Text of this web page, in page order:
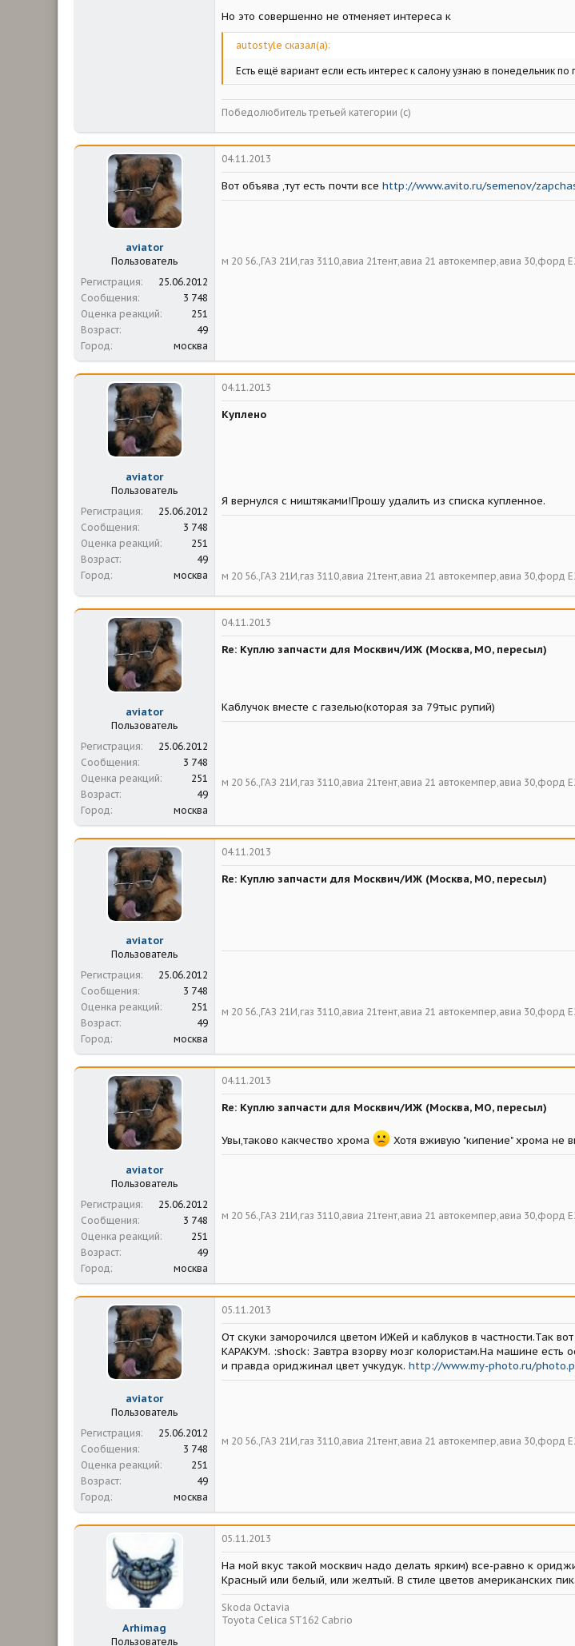
Но это совершенно не отменяет интереса к
autostyle сказал(а):
Есть ещё вариант если есть интерес к салону узнаю в понедельник
Победолюбитель третьей категории (с)
aviator
Пользователь
Регистрация
25.06.2012
Сообщения
3 748
Оценка реакций
251
Возраст
49
Город
москва
04.11.2013
Вот объява ,тут есть почти все http://www.avito.ru/semenov/
м 20 56.,ГАЗ 21И,газ 3110,авиа 21тент,авиа 21 автокемпер,авиа 30,форд
aviator
Пользователь
Регистрация
25.06.2012
Сообщения
3 748
Оценка реакций
251
Возраст
49
Город
москва
04.11.2013
Куплено
Я вернулся с ништяками!Прошу удалить из списка купленное.
м 20 56.,ГАЗ 21И,газ 3110,авиа 21тент,авиа 21 автокемпер,авиа 30,форд
aviator
Пользователь
Регистрация
25.06.2012
Сообщения
3 748
Оценка реакций
251
Возраст
49
Город
москва
04.11.2013
Re: Куплю запчасти для Москвич/ИЖ (Москва, МО, пересыл)
Каблучок вместе с газелью(которая за 79тыс рупий)
м 20 56.,ГАЗ 21И,газ 3110,авиа 21тент,авиа 21 автокемпер,авиа 30,форд
aviator
Пользователь
Регистрация
25.06.2012
Сообщения
3 748
Оценка реакций
251
Возраст
49
Город
москва
04.11.2013
Re: Куплю запчасти для Москвич/ИЖ (Москва, МО, пересыл)
м 20 56.,ГАЗ 21И,газ 3110,авиа 21тент,авиа 21 автокемпер,авиа 30,форд
aviator
Пользователь
Регистрация
25.06.2012
Сообщения
3 748
Оценка реакций
251
Возраст
49
Город
москва
04.11.2013
Re: Куплю запчасти для Москвич/ИЖ (Москва, МО, пересыл)
Увы,таково какчество хрома Хотя вживую "кипение" хрома не
м 20 56.,ГАЗ 21И,газ 3110,авиа 21тент,авиа 21 автокемпер,авиа 30,форд
aviator
Пользователь
Регистрация
25.06.2012
Сообщения
3 748
Оценка реакций
251
Возраст
49
Город
москва
05.11.2013
От скуки заморочился цветом ИЖей и каблуков в частности.Так
КАРАКУМ. :shock: Завтра взорву мозг колористам.На машине есть
и правда ориджинал цвет учкудук. http://www.my-photo.ru/
м 20 56.,ГАЗ 21И,газ 3110,авиа 21тент,авиа 21 автокемпер,авиа 30,форд
Arhimag
Пользователь
05.11.2013
На мой вкус такой москвич надо делать ярким) все-равно к
Красный или белый, или желтый. В стиле цветов американских
Skoda Octavia
Toyota Celica ST162 Cabrio